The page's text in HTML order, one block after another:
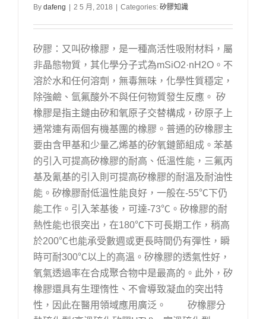
By dafeng 2 5 月, 2018 Categories: 矽膠知識
矽膠：又叫矽橡膠，是一種高活性吸附材料，屬
非晶態物質，其化學分子式為mSiO2·nH2O。不
溶於水和任何溶劑，無毒無味，化學性質穩定，
除強鹼、氫氟酸外不與任何物質發生反應。 矽
橡膠是指主鏈由矽和氧原子交替構成，矽原子上
通常連有兩個有機基團的橡膠。普通的矽橡膠主
要由含甲基和少量乙烯基的矽氧鏈節組成。苯基
的引入可提高矽橡膠的耐高、低溫性能，三氟丙
基及氰基的引入則可提高矽橡膠的耐溫及耐油性
能。矽橡膠耐低溫性能良好，一般在-55℃下仍
能工作。引入苯基後，可達-73℃。矽橡膠的耐
熱性能也很突出，在180℃下可長期工作，稍高
於200℃也能承受數週或更長時間仍有彈性，瞬
時可耐300℃以上的高溫。矽橡膠的透氣性好，
氧氣透過率在合成聚合物中是最高的。此外，矽
橡膠還具有生理惰性、不會導致凝血的突出特
性，因此在醫用領域應用廣泛。 矽橡膠分